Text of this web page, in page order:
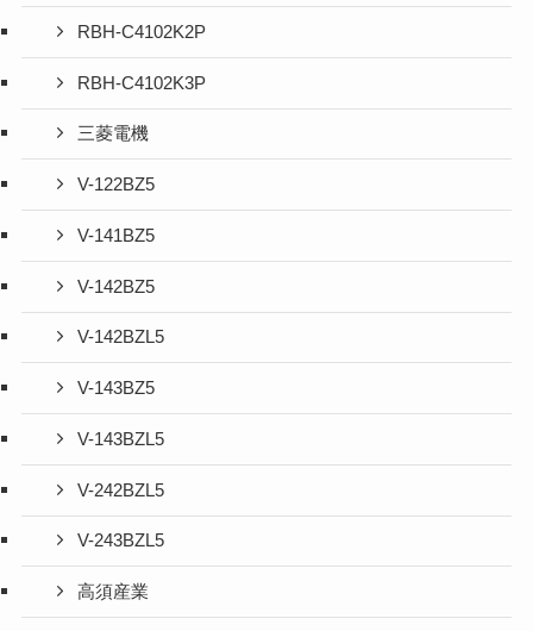
RBH-C4102K2P
RBH-C4102K3P
三菱電機
V-122BZ5
V-141BZ5
V-142BZ5
V-142BZL5
V-143BZ5
V-143BZL5
V-242BZL5
V-243BZL5
高須産業